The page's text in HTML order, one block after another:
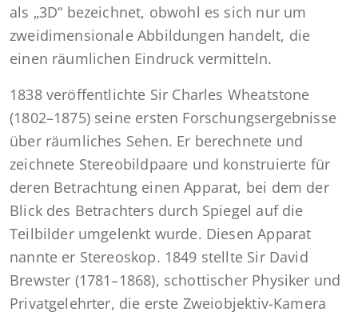
als „3D“ bezeichnet, obwohl es sich nur um
zweidimensionale Abbildungen handelt, die
einen räumlichen Eindruck vermitteln.
1838 veröffentlichte Sir Charles Wheatstone
(1802–1875) seine ersten Forschungsergebnisse
über räumliches Sehen. Er berechnete und
zeichnete Stereobildpaare und konstruierte für
deren Betrachtung einen Apparat, bei dem der
Blick des Betrachters durch Spiegel auf die
Teilbilder umgelenkt wurde. Diesen Apparat
nannte er Stereoskop. 1849 stellte Sir David
Brewster (1781–1868), schottischer Physiker und
Privatgelehrter, die erste Zweiobjektiv-Kamera